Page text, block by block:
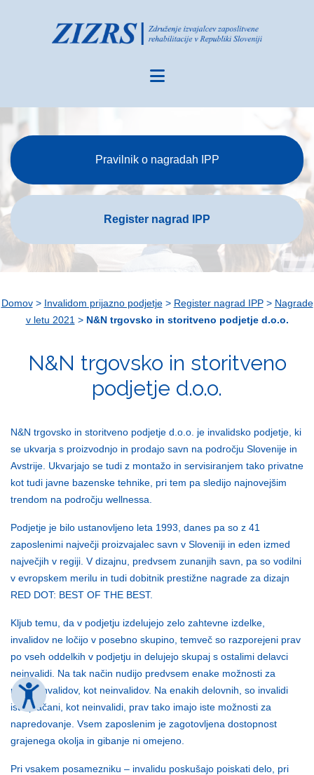
Pravilnik o nagradah IPP
Register nagrad IPP
Domov> Invalidom prijazno podjetje> Register nagrad IPP> Nagrade
v letu 2021 > N&N trgovsko in storitveno podjetje d.o.o.
N&N trgovsko in storitveno
podjetje d.o.o.
N&N trgovsko in storitveno podjetje d.o.o. je invalidsko podjetje, ki
se ukvarja s proizvodnjo in prodajo savn na področju Slovenije in
Avstrije. Ukvarjajo se tudi z montažo in servisiranjem tako privatne
kot tudi javne bazenske tehnike, pri tem pa sledijo najnovejšim
trendom na področju wellnessa.
Podjetje je bilo ustanovljeno leta 1993, danes pa so z 41
zaposlenimi največji proizvajalec savn v Sloveniji in eden izmed
največjih v regiji. V dizajnu, predvsem zunanjih savn, pa so vodilni
v evropskem merilu in tudi dobitnik prestižne nagrade za dizajn
RED DOT: BEST OF THE BEST.
Kljub temu, da v podjetju izdelujejo zelo zahtevne izdelke,
invalidov ne ločijo v posebno skupino, temveč so razporejeni prav
po vseh oddelkih v podjetju in delujejo skupaj s ostalimi delavci
neinvalidi. Na tak način nudijo predvsem enake možnosti za
razvoj invalidov, kot neinvalidov. Na enakih delovnih, so invalidi
isto plačani, kot neinvalidi, prav tako imajo iste možnosti za
napredovanje. Vsem zaposlenim je zagotovljena dostopnost
grajenega okolja in gibanje ni omejeno.
Pri vsakem posamezniku – invalidu poskušajo poiskati delo, pri